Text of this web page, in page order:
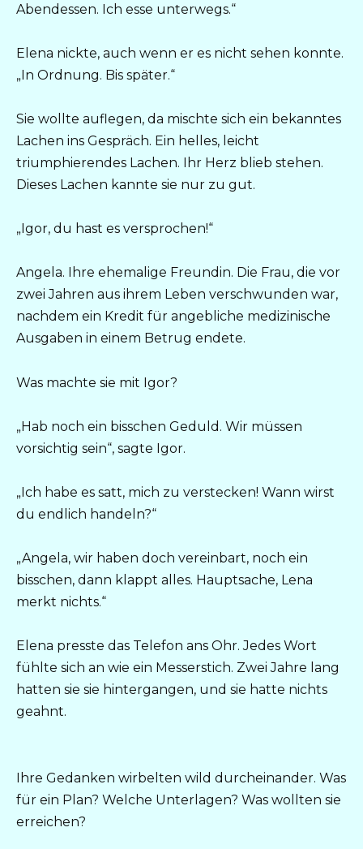
Abendessen. Ich esse unterwegs.“
Elena nickte, auch wenn er es nicht sehen konnte.
„In Ordnung. Bis später.“
Sie wollte auflegen, da mischte sich ein bekanntes
Lachen ins Gespräch. Ein helles, leicht
triumphierendes Lachen. Ihr Herz blieb stehen.
Dieses Lachen kannte sie nur zu gut.
„Igor, du hast es versprochen!“
Angela. Ihre ehemalige Freundin. Die Frau, die vor
zwei Jahren aus ihrem Leben verschwunden war,
nachdem ein Kredit für angebliche medizinische
Ausgaben in einem Betrug endete.
Was machte sie mit Igor?
„Hab noch ein bisschen Geduld. Wir müssen
vorsichtig sein“, sagte Igor.
„Ich habe es satt, mich zu verstecken! Wann wirst
du endlich handeln?“
„Angela, wir haben doch vereinbart, noch ein
bisschen, dann klappt alles. Hauptsache, Lena
merkt nichts.“
Elena presste das Telefon ans Ohr. Jedes Wort
fühlte sich an wie ein Messerstich. Zwei Jahre lang
hatten sie sie hintergangen, und sie hatte nichts
geahnt.
Ihre Gedanken wirbelten wild durcheinander. Was
für ein Plan? Welche Unterlagen? Was wollten sie
erreichen?